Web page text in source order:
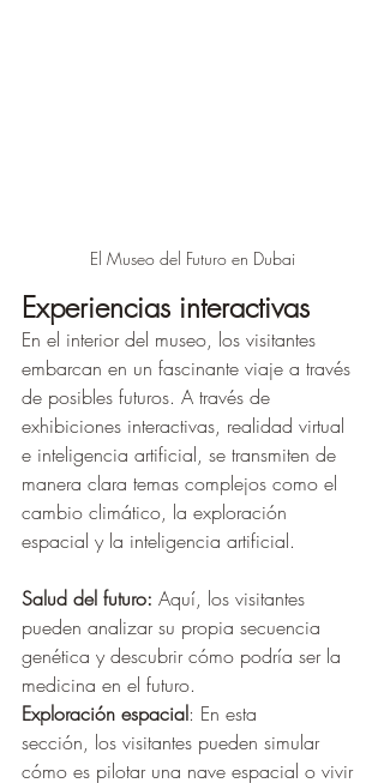
El Museo del Futuro en Dubai
Experiencias interactivas
En el interior del museo, los visitantes
embarcan en un fascinante viaje a través
de posibles futuros. A través de
exhibiciones interactivas, realidad virtual
e inteligencia artificial, se transmiten de
manera clara temas complejos como el
cambio climático, la exploración
espacial y la inteligencia artificial.
Salud del futuro: Aquí, los visitantes
pueden analizar su propia secuencia
genética y descubrir cómo podría ser la
medicina en el futuro.
Exploración espacial: En esta
sección, los visitantes pueden simular
cómo es pilotar una nave espacial o vivir